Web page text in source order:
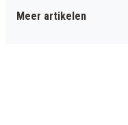
Meer artikelen